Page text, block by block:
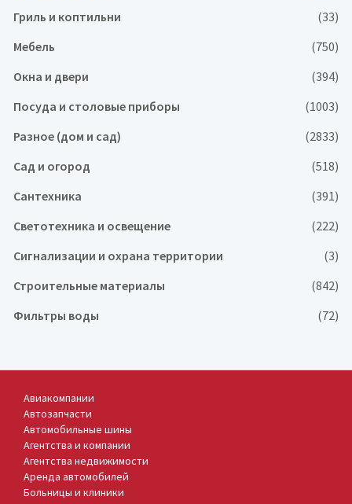
Гриль и коптильни
(33)
Мебель
(750)
Окна и двери
(394)
Посуда и столовые приборы
(1003)
Разное (дом и сад)
(2833)
Сад и огород
(518)
Сантехника
(391)
Светотехника и освещение
(222)
Сигнализации и охрана территории
(3)
Строительные материалы
(842)
Фильтры воды
(72)
Авиакомпании
Автозапчасти
Автомобильные шины
Агентства и компании
Агентства недвижимости
Аренда автомобилей
Больницы и клиники